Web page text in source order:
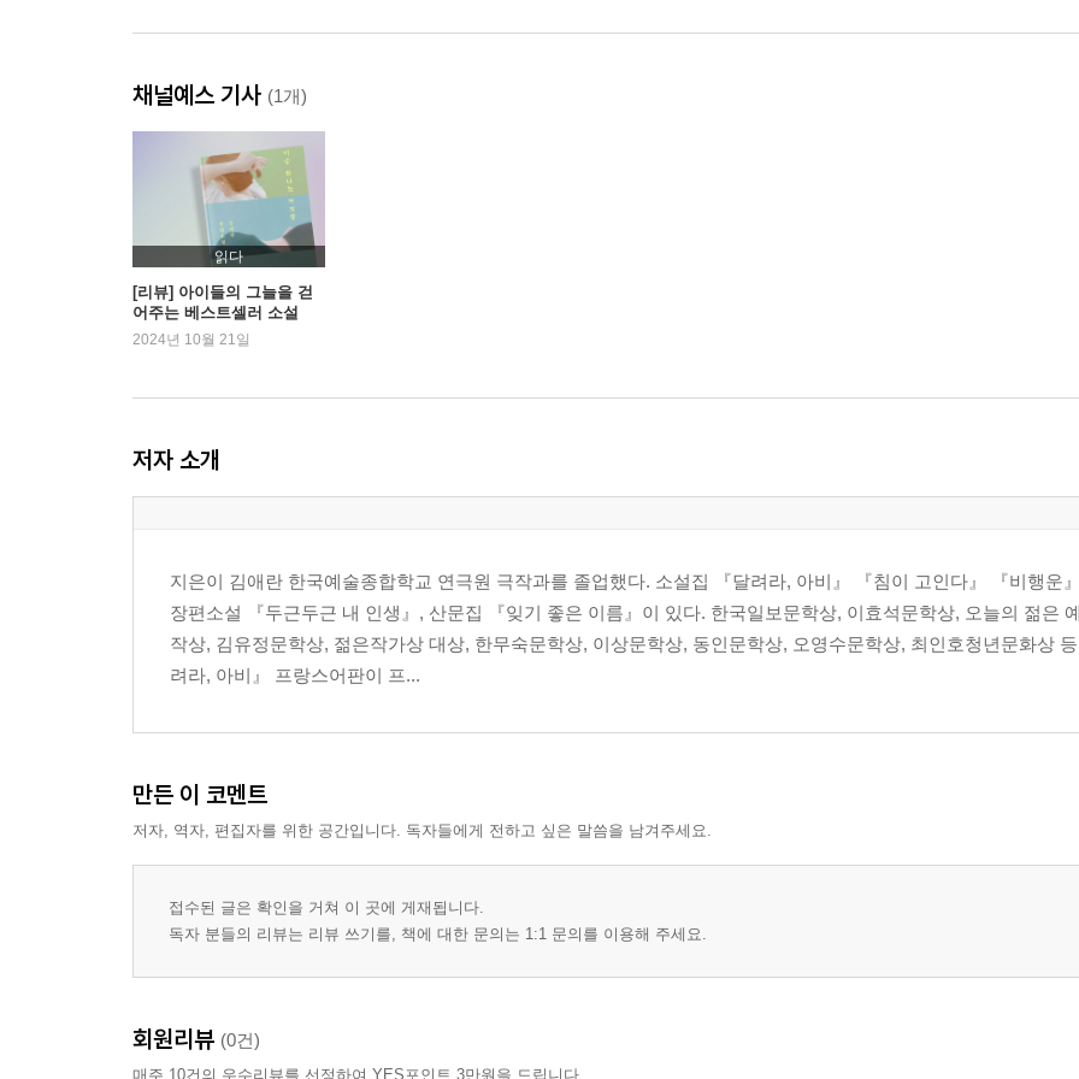
채널예스 기사 (1개)
읽다
[리뷰] 아이들의 그늘을 걷
어주는 베스트셀러 소설
2024년 10월 21일
저자 소개
지은이 김애란 한국예술종합학교 연극원 극작과를 졸업했다. 소설집 『달려라, 아비』 『침이 고인다』 『비행운
장편소설 『두근두근 내 인생』, 산문집 『잊기 좋은 이름』이 있다. 한국일보문학상, 이효석문학상, 오늘의 젊은
작상, 김유정문학상, 젊은작가상 대상, 한무숙문학상, 이상문학상, 동인문학상, 오영수문학상, 최인호청년문화상
려라, 아비』 프랑스어판이 프...
만든 이 코멘트
저자, 역자, 편집자를 위한 공간입니다. 독자들에게 전하고 싶은 말씀을 남겨주세요.
접수된 글은 확인을 거쳐 이 곳에 게재됩니다.
독자 분들의 리뷰는 리뷰 쓰기를, 책에 대한 문의는 1:1 문의를 이용해 주세요.
회원리뷰 (0건)
매주 10건의 우수리뷰를 선정하여 YES포인트 3만원을 드립니다.